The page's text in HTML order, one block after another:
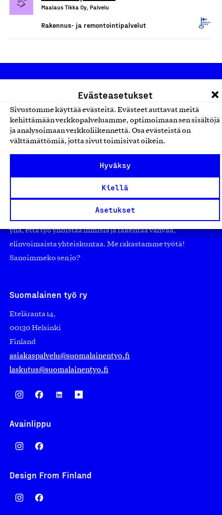
Evästeasetukset
Sivustomme käyttää evästeitä. Evästeet auttavat meitä
kehittämään verkkopalveluamme, optimoimaan sen sisältöjä
ja analysoimaan verkkoliikennettä. Osa evästeistä on
välttämättömiä, jotta sivut toimisivat oikein.
Hyväksy
Kiellä
Asetukset
Maalaus Tikka Oy, Palvelu
Rakennus- ja remontointipalvelut
Olemme jäsentemme omistama puolueeton,
Jäseninämme on koko suomalaisen yhteiskunnan kirjo
suuryrityksiin. Meidät on perustettu yli 100 vuotta sitten
yhä, että työ yhdistää ihmisiä ja rakentaa vahvaa,
elinvoimaista yhteiskuntaa. Me rakastamme työtä!
Sanoimmeko sen jo?
Suomalainen työ ry
Eteläranta 14,
00130 Helsinki
Finland
asiakaspalvelu@suomalainentyo.fi
laskutus@suomalainentyo.fi
Avainlippu
Design From Finland